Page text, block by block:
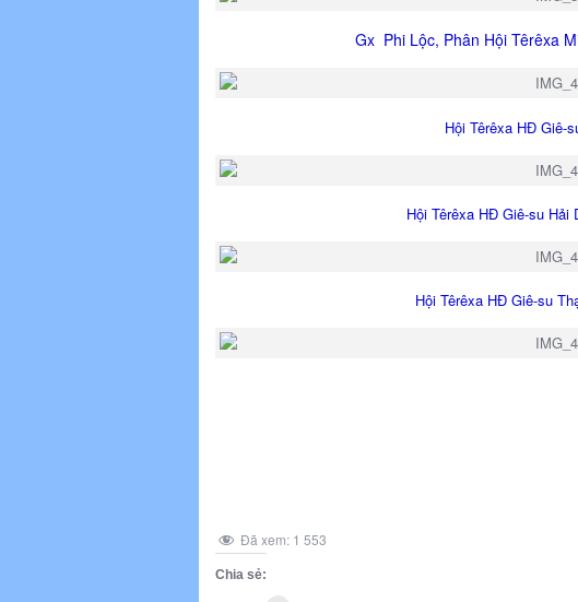
Gx Phi Lộc, Phân Hội Têrêxa
Hội Têrêxa HĐ Giê-
Hội Têrêxa HĐ Giê-su Hải
Hội Têrêxa HĐ Giê-su
Đã xem: 1 553
Chia sẻ: